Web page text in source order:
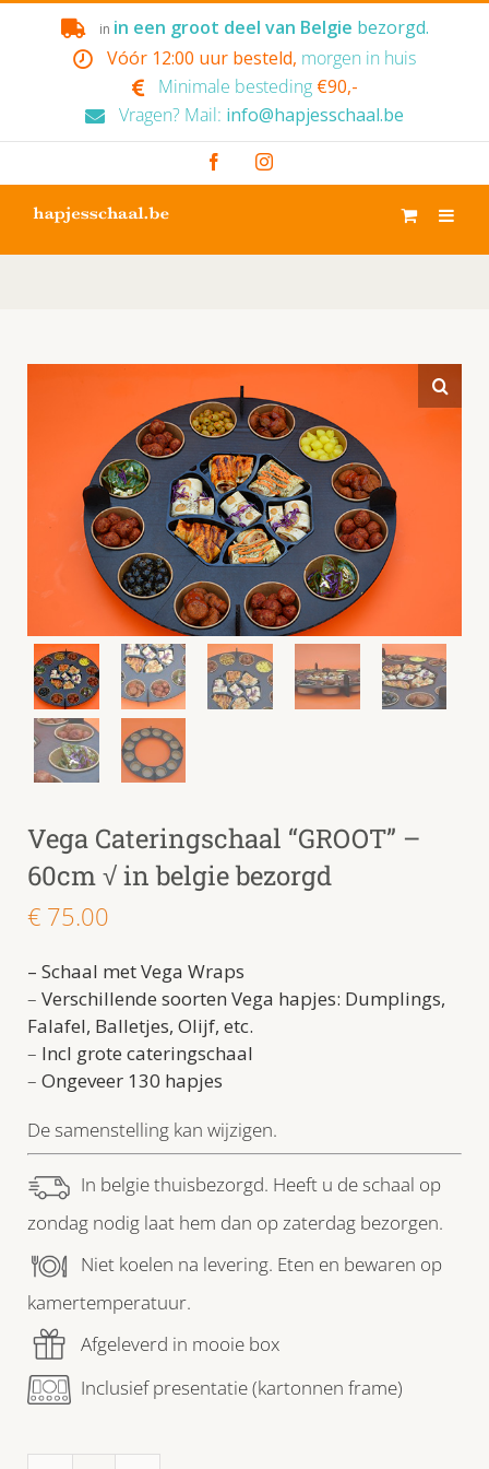
in in een groot deel van Belgie bezorgd.
Vóór 12:00 uur besteld, morgen in huis
Minimale besteding €90,-
Vragen? Mail: info@hapjesschaal.be
FacebookInstagram
Vega Cateringschaal “GROOT” –
60cm √ in belgie bezorgd
€ 75.00
– Schaal met Vega Wraps
– Verschillende soorten Vega hapjes: Dumplings,
Falafel, Balletjes, Olijf, etc.
– Incl grote cateringschaal
– Ongeveer 130 hapjes
De samenstelling kan wijzigen.
In belgie thuisbezorgd. Heeft u de schaal op
zondag nodig laat hem dan op zaterdag bezorgen.
Niet koelen na levering. Eten en bewaren op
kamertemperatuur.
Afgeleverd in mooie box
Inclusief presentatie (kartonnen frame)